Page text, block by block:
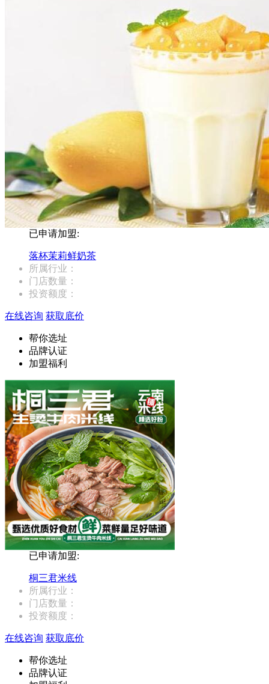
已申请加盟:
落杯茉莉鲜奶茶
所属行业：
门店数量：
投资额度：
在线咨询 获取底价
帮你选址
品牌认证
加盟福利
已申请加盟:
桐三君米线
所属行业：
门店数量：
投资额度：
在线咨询 获取底价
帮你选址
品牌认证